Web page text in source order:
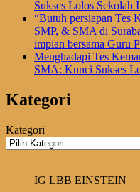
Sukses Lolos Sekolah
“Butuh persiapan Tes
SMP, & SMA di
impian bersama Guru
Menghadapi Tes
SMA: Kunci Sukses
Kategori
Kategori
IG LBB EINSTEIN